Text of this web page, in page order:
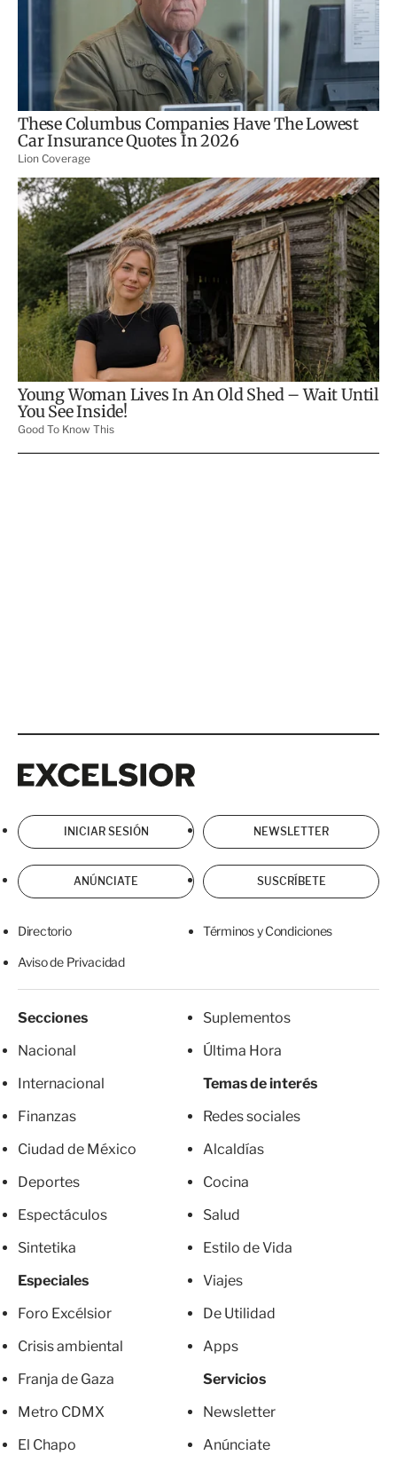
INICIAR SESIÓN NEWSLETTER
ANÚNCIATE SUSCRÍBETE
Directorio Términos y Condiciones
Aviso de Privacidad
Secciones
Nacional
Internacional
Finanzas
Ciudad de México
Deportes
Espectáculos
Sintetika
Especiales
Foro Excélsior
Crisis ambiental
Franja de Gaza
Metro CDMX
El Chapo
Suplementos
Última Hora
Temas de interés
Redes sociales
Alcaldías
Cocina
Salud
Estilo de Vida
Viajes
De Utilidad
Apps
Servicios
Newsletter
Anúnciate